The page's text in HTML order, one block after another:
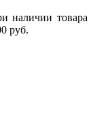
наличии товара
руб.